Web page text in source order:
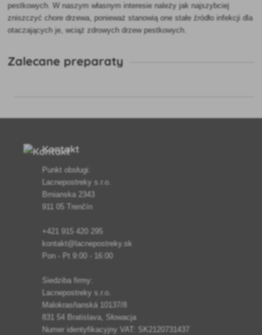
pestkowych. W naszym własnym interesie należy jak najszybciej
zniszczyć chore drzewa, ponieważ stanowią one stałe źródło infekcji dla
otaczających je, wciąż zdrowych drzew pestkowych.
Zalecane preparaty
Kontakt
Punkt obsługi:
Lacnepostreky s.r.o.
Brnianska 2343
911 05 Trenčín
+421 915 420 295
kontakt@lacnepostreky.sk
Pon - Pt 9:00 - 16:00
Siedziba firmy:
Lacnepostreky s.r.o.
Malokrasňanská 10137/8
831 54 Bratislava, Słowacja
Numer identyfikacyjny VAT: SK2120731437